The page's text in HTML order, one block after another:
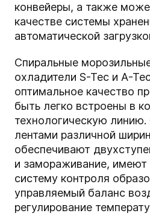
конвейеры, а также
качестве системы
автоматической
Спиральные
охладители S-Tec и A-
оптимальное качество
быть легко встроены в
технологическую
лентами различной
обеспечивают
и замораживание,
систему контроля
управляемый баланс
регулирование